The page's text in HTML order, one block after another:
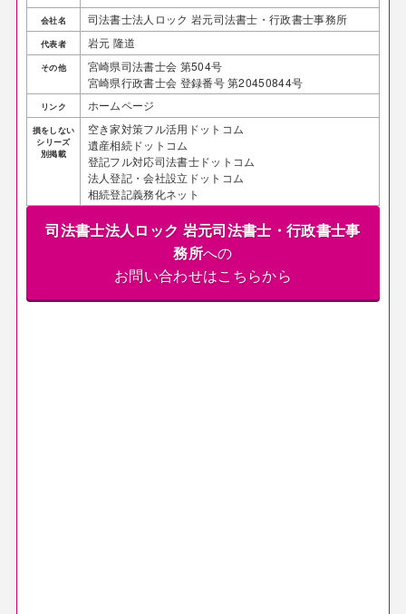
会社名 司法書士法人ロック 岩元司法書士・行政書士事務所
代表者 岩元 隆道
その他
宮崎県司法書士会 第504号
宮崎県行政書士会 登録番号 第20450844号
リンク ホームページ
損をしない
シリーズ
別掲載
空き家対策フル活用ドットコム
遺産相続ドットコム
登記フル対応司法書士ドットコム
法人登記・会社設立ドットコム
相続登記義務化ネット
司法書士法人ロック 岩元司法書士・行政書士事
務所への
お問い合わせはこちらから